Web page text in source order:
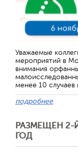
Уважаемые
мероприятий в
внимания
менее 10
подробнее
РАЗМЕЩЕН 2-
ГОД